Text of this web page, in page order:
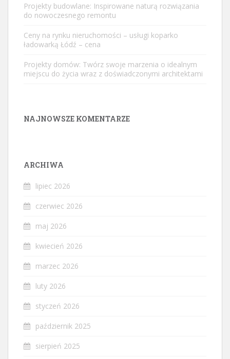
Projekty budowlane: Inspirowane naturą rozwiązania
do nowoczesnego remontu
Ceny na rynku nieruchomości – usługi koparko
ładowarką Łódź – cena
Projekty domów: Twórz swoje marzenia o idealnym
miejscu do życia wraz z doświadczonymi architektami
NAJNOWSZE KOMENTARZE
ARCHIWA
lipiec 2026
czerwiec 2026
maj 2026
kwiecień 2026
marzec 2026
luty 2026
styczeń 2026
październik 2025
sierpień 2025